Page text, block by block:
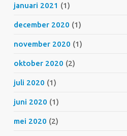
januari 2021 (1)
december 2020 (1)
november 2020 (1)
oktober 2020 (2)
juli 2020 (1)
juni 2020 (1)
mei 2020 (2)